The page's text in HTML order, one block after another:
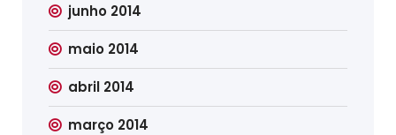
junho 2014
maio 2014
abril 2014
março 2014